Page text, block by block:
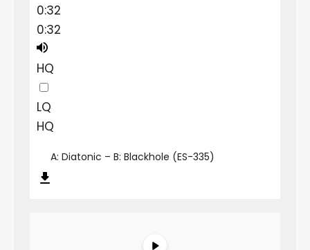
0:32
0:32
HQ
LQ
HQ
A: Diatonic – B: Blackhole (ES-335)